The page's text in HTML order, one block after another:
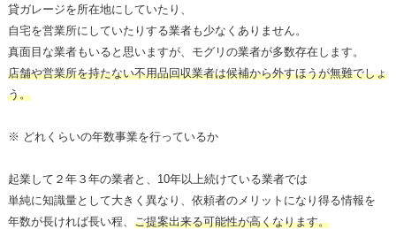
貸ガレージを所在地にしていたり、
自宅を営業所にしていたりする業者も少なくありません。
真面目な業者もいると思いますが、モグリの業者が多数存在します。
店舗や営業所を持たない不用品回収業者は候補から外すほうが無難でしょ
う。
※ どれくらいの年数事業を行っているか
起業して２年３年の業者と、10年以上続けている業者では
単純に知識量として大きく異なり、依頼者のメリットになり得る情報を
年数が長ければ長い程、 ご提案出来る可能性が高くなります。